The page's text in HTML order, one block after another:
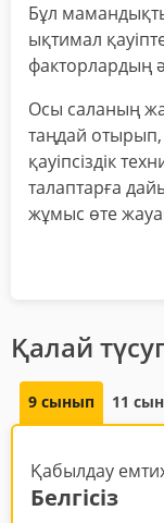
Бұл
ықтимал
факторлардың
Осы саланың
таңдай отырып,
қауіпсіздік
талаптарға
жұмыс өте
Қалай
9 сынып 11
Қабылдау
Белгісіз